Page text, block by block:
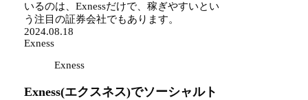
いるのは、Exnessだけで、稼ぎやすいとい
う注目の証券会社でもあります。
2024.08.18
Exness
Exness
Exness(エクスネス)でソーシャルト